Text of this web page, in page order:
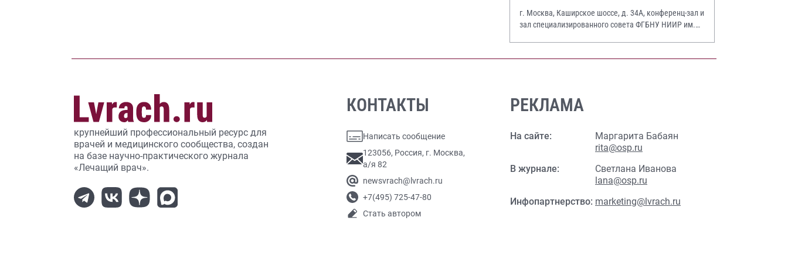
г. Москва, Каширское шоссе, д. 34А, конференц-зал и
зал специализированного совета ФГБНУ НИИР им.
крупнейший профессиональный ресурс для
врачей и медицинского сообщества, создан
на базе научно-практического журнала
«Лечащий врач».
КОНТАКТЫ
Написать сообщение
123056, Россия, г. Москва,
а/я 82
newsvrach@lvrach.ru
+7(495) 725-47-80
Стать автором
РЕКЛАМА
На сайте:
Маргарита Бабаян
rita@osp.ru
В журнале:
Светлана Иванова
lana@osp.ru
Инфопартнерство: marketing@lvrach.ru